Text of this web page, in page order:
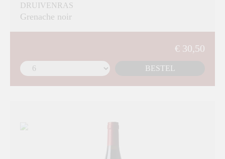
DRUIVENRAS
Grenache noir
€ 30,50
BESTEL